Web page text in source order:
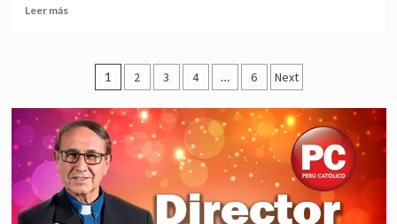
la
apagan
y
pocos
reconocen,
por
Francoscomentarios
Leer másRead
a
África
del
Papa
León
XIV
Posts
pagination
1 2 3 4 … 6 Next